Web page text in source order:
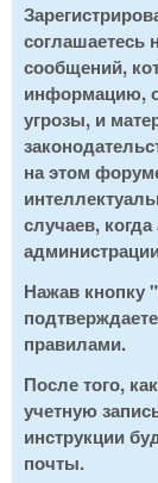
соглашаетесь
сообщений,
информацию,
угрозы, и
на этом
случаев,
Нажав кнопку
правилами.
После того,
учетную
инструкции
почты.